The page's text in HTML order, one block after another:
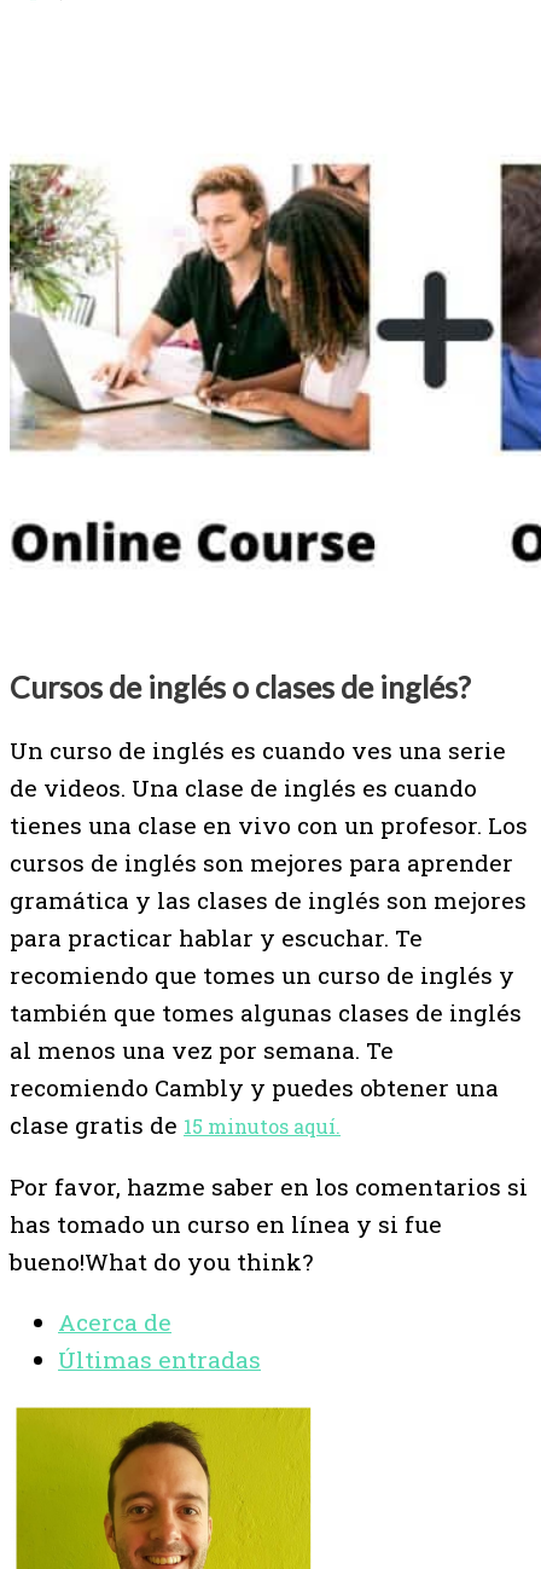
Cursos de inglés o clases de inglés?
Un curso de inglés es cuando ves una serie
de videos. Una clase de inglés es cuando
tienes una clase en vivo con un profesor. Los
cursos de inglés son mejores para aprender
gramática y las clases de inglés son mejores
para practicar hablar y escuchar. Te
recomiendo que tomes un curso de inglés y
también que tomes algunas clases de inglés
al menos una vez por semana. Te
recomiendo Cambly y puedes obtener una
clase gratis de 15 minutos aquí.
Por favor, hazme saber en los comentarios si
has tomado un curso en línea y si fue
bueno!What do you think?
Acerca de
Últimas entradas